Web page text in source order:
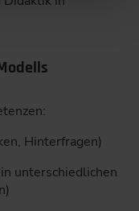
Hinterfragen)
unterschiedlichen